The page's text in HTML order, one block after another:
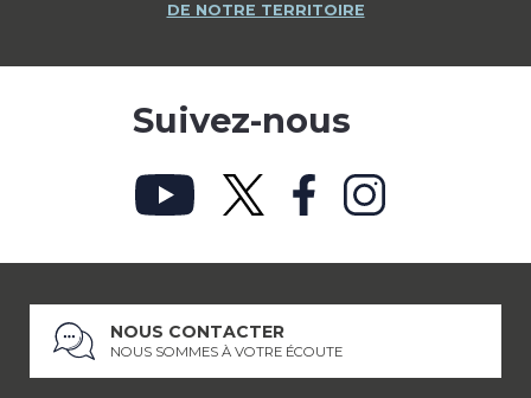
DE NOTRE TERRITOIRE
Suivez-nous
NOUS CONTACTER
NOUS SOMMES À VOTRE ÉCOUTE